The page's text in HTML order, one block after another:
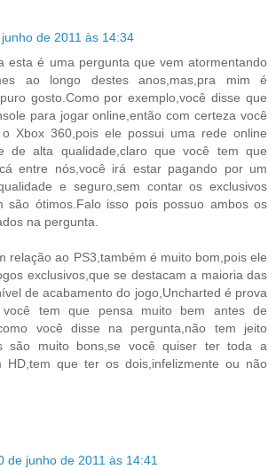
de 2011 às 14:34
esta é uma pergunta que vem atormentando
ao longo destes anos,mas,pra mim é
gosto.Como por exemplo,você disse que
para jogar online,então com certeza você
Xbox 360,pois ele possui uma rede online
de alta qualidade,claro que você tem que
entre nós,você irá estar pagando por um
e seguro,sem contar os exclusivos
são ótimos.Falo isso pois possuo ambos os
na pergunta.
relação ao PS3,também é muito bom,pois ele
exclusivos,que se destacam a maioria das
de acabamento do jogo,Uncharted é prova
você tem que pensa muito bem antes de
você disse na pergunta,não tem jeito
são muito bons,se você quiser ter toda a
HD,tem que ter os dois,infelizmente ou não
de junho de 2011 às 14:41